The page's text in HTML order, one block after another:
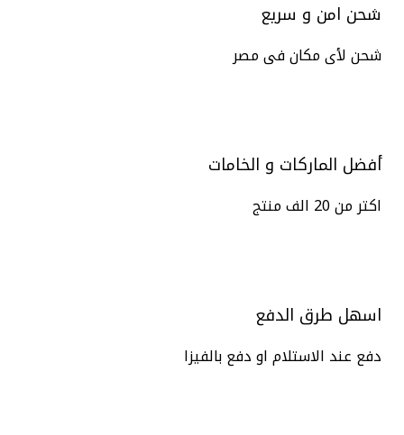
شحن امن و سريع
شحن لأى مكان فى مصر
أفضل الماركات و الخامات
اكتر من 20 الف منتج
اسهل طرق الدفع
دفع عند الاستلام او دفع بالفيزا